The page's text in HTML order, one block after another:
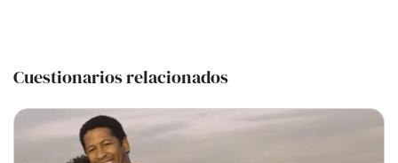
Cuestionarios relacionados